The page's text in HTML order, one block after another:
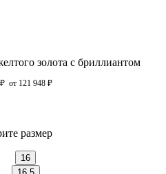
золота с бриллиантом
₽ от 121 948 ₽
размер
16